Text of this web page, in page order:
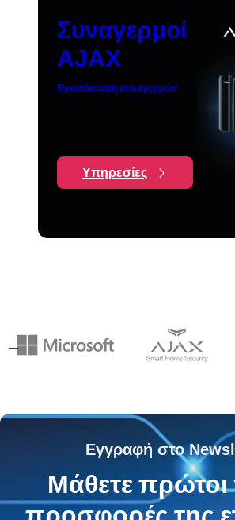
Συναγερμοί
AJAX
Εγκατάσταση συναγερμών
Υπηρεσίες
Εγγραφή στο
Μάθετε πρώτοι